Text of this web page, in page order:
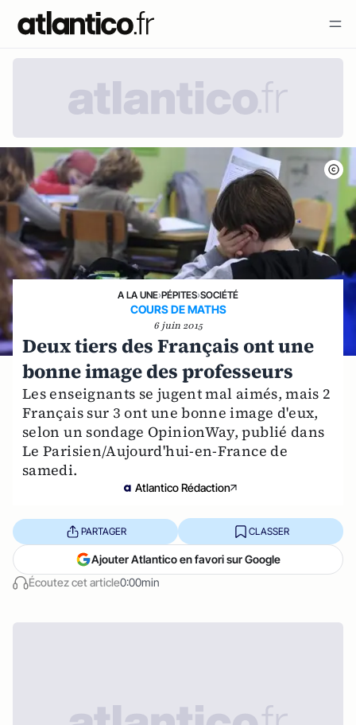
A LA UNE›PÉPITES›SOCIÉTÉ
COURS DE MATHS
6 juin 2015
Deux tiers des Français ont une
bonne image des professeurs
Les enseignants se jugent mal aimés, mais 2
Français sur 3 ont une bonne image d'eux,
selon un sondage OpinionWay, publié dans
Le Parisien/Aujourd'hui-en-France de
samedi.
Atlantico Rédaction
Écoutez cet article0:00min
PARTAGER CLASSER
Ajouter Atlantico en favori sur Google